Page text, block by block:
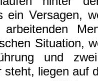
ein Versagen,
Situation,
und
steht, liegen auf